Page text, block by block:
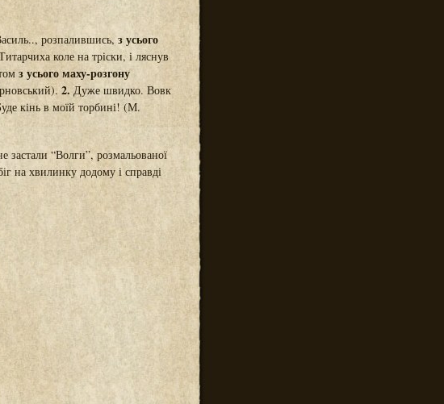
розпалившись, з усього
коле на тріски, і ляснув
з усього маху-розгону
2. Дуже швидко. Вовк
кінь в моїй торбині! (М.
“Волги”, розмальованої
на хвилинку додому і справді